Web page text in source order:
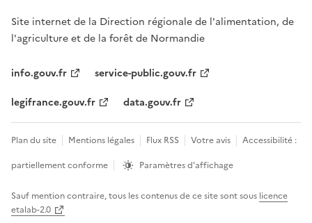
Site internet de la Direction régionale de l'alimentation, de
l'agriculture et de la forêt de Normandie
info.gouv.fr
service-public.gouv.fr
legifrance.gouv.fr
data.gouv.fr
Plan du site Mentions légales Flux RSS Votre avis
Accessibilité :
partiellement conforme
Paramètres d'affichage
Sauf mention contraire, tous les contenus de ce site sont sous licence
etalab-2.0